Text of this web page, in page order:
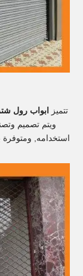
تتميز ابواب رول
ويتم تصميم
استخدامه, ومتوفرة بمقاسات